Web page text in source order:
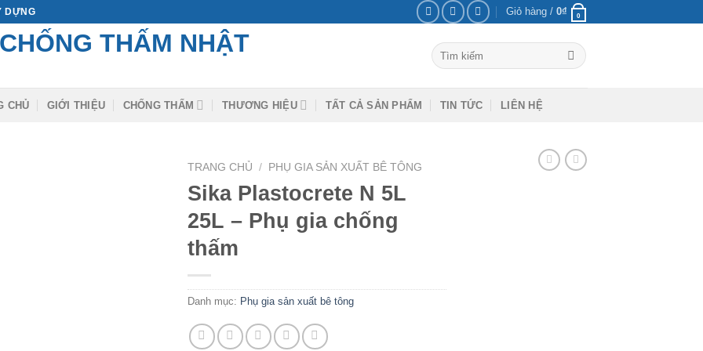
DỰNG Giỏ hàng / 0₫ 0
Tìm
kiếm:
CHỦ GIỚI THIỆU CHỐNG THẤM THƯƠNG HIỆU TẤT CẢ SẢN PHẨM TIN TỨC LIÊN HỆ
TRANG CHỦ / PHỤ GIA SẢN XUẤT BÊ TÔNG
Sika Plastocrete N 5L
25L – Phụ gia chống
thấm
Danh mục: Phụ gia sản xuất bê tông